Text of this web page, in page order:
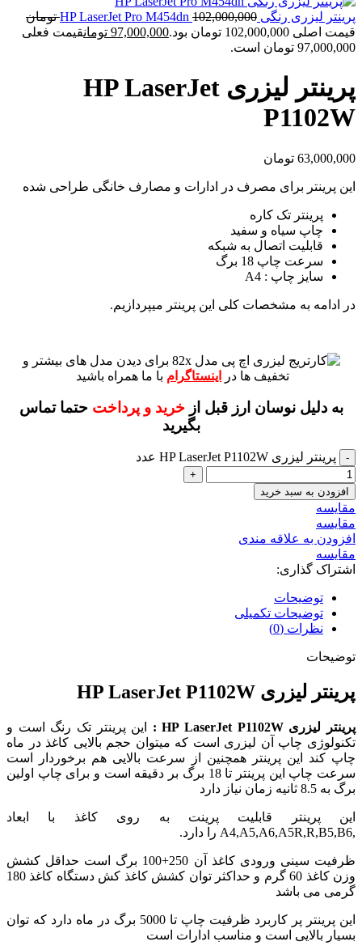
پرینتر لیزری رنگی HP LaserJet Pro M454dn 102,000,000
تومان
قیمت اصلی 102,000,000 تومان بود.
97,000,000 تومانقیمت فعلی
97,000,000 تومان است.
پرینتر لیزری HP LaserJet
P1102W
63,000,000 تومان
این پرینتر برای مصرف در ادارات و مصارف خانگی طراحی شده
پرینتر تک کاره
چاپ سیاه و سفید
قابلیت اتصال به شبکه
سرعت چاپ 18 برگ
سایز چاپ : A4
در ادامه به مشخصات کلی این پرینتر میپردازیم.
برای دیدن مدل های بیشتر و
تخفیف ها در
اینستاگرام با ما همراه باشید
به دلیل نوسان ارز قبل از خرید و پرداختحتما تماس
بگیرید
پرینتر لیزری HP LaserJet P1102W عدد
افزودن به سبد خرید
مقايسه
مقایسه
افزودن به علاقه مندی
مقایسه
اشتراک گذاری:
توضیحات
توضیحات تکمیلی
نظرات (0)
توضیحات
پرینتر لیزری HP LaserJet P1102W
پرینتر لیزری HP LaserJet P1102W :
این پرینتر تک رنگ است و
تکنولوژی چاپ آن لیزری است که میتوان حجم بالایی کاغذ در ماه
چاپ کند
این پرینتر همچنین از سرعت بالایی هم برخوردار است
سرعت چاپ این پرینتر تا 18 برگ بر دقیقه است و برای چاپ اولین
برگ به 8.5 ثانیه زمان نیاز دارد
این پرینتر قابلیت پرینت به روی کاغذ با ابعاد
,A4,A5,A6,A5R,R,B5,B6 را دارد.
ظرفیت سینی ورودی کاغذ آن 250+100 برگ است حداقل کشش
وزن کاغذ 60 گرم و حداکثر توان کشش کاغذ کش دستگاه کاغذ 180
گرمی می باشد
این پرینتر پر کاربرد ظرفیت چاپ تا 5000 برگ در ماه دارد که توان
بسیار بالایی است و مناسب ادارات است